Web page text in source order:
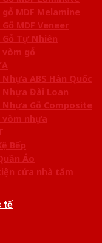
gỗ MDF Melamine
Gỗ MDF Veneer
Gỗ Tự Nhiên
vòm gỗ
Nhựa ABS Hàn Quốc
Nhựa Đài Loan
Nhựa Gỗ Composite
vòm nhựa
Bếp
Áo
cửa nhà tắm
tế